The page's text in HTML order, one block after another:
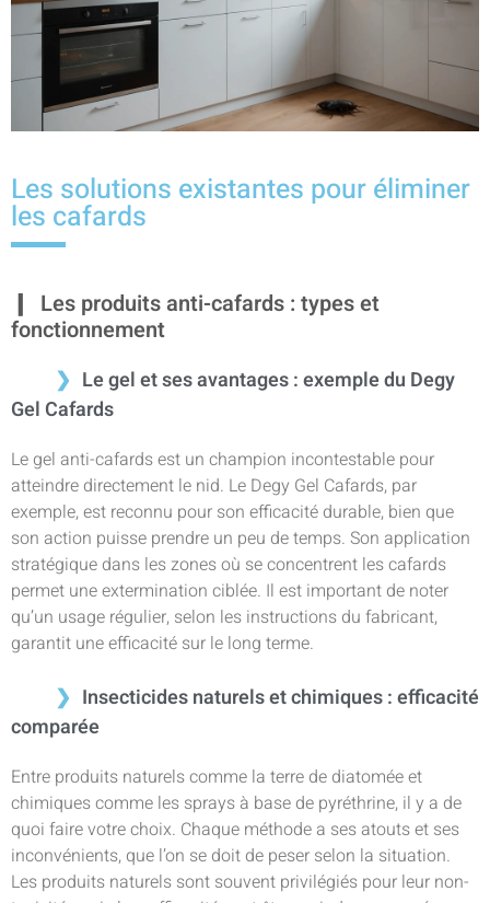
Les solutions existantes pour éliminer
les cafards
Les produits anti-cafards : types et
fonctionnement
Le gel et ses avantages : exemple du Degy
Gel Cafards
Le gel anti-cafards est un champion incontestable pour
atteindre directement le nid. Le Degy Gel Cafards, par
exemple, est reconnu pour son efficacité durable, bien que
son action puisse prendre un peu de temps. Son application
stratégique dans les zones où se concentrent les cafards
permet une extermination ciblée. Il est important de noter
qu’un usage régulier, selon les instructions du fabricant,
garantit une efficacité sur le long terme.
Insecticides naturels et chimiques : efficacité
comparée
Entre produits naturels comme la terre de diatomée et
chimiques comme les sprays à base de pyréthrine, il y a de
quoi faire votre choix. Chaque méthode a ses atouts et ses
inconvénients, que l’on se doit de peser selon la situation.
Les produits naturels sont souvent privilégiés pour leur non-